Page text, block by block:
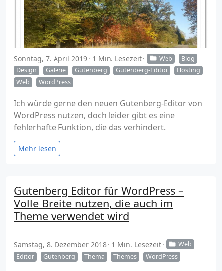
Sonntag, 7. April 2019 1 Min. Lesezeit Web
Blog
Design
Galerie Gutenberg Gutenberg-Editor
Hosting
Web
WordPress
Ich würde gerne den neuen Gutenberg-Editor von
WordPress nutzen, doch leider gibt es eine
fehlerhafte Funktion, die das verhindert.
Mehr lesen
Gutenberg Editor für WordPress –
Volle Breite nutzen, die auch im
Theme verwendet wird
Samstag, 8. Dezember 2018 1 Min. Lesezeit
Web
Editor
Gutenberg Thema Themes WordPress